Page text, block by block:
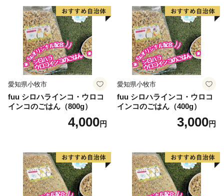
愛知県小牧市
fuu シロハラインコ・ウロコ
インコのごはん（800g）
4,000円
愛知県小牧市
fuu シロハラインコ・ウロコ
インコのごはん（400g）
3,000円